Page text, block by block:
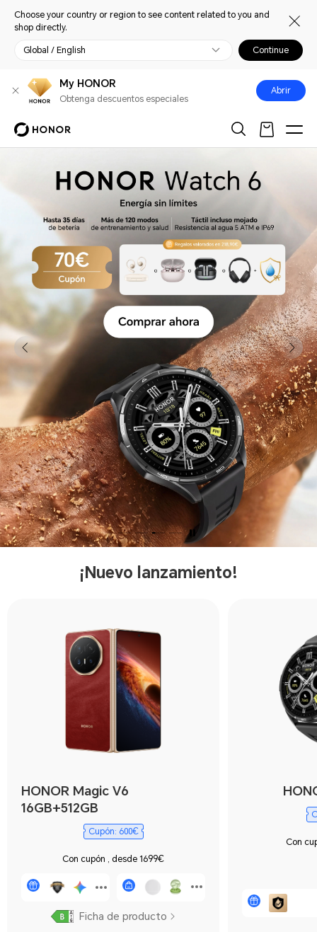
Choose your country or region to see content related to you and
shop directly.
Global / English Continue
My HONOR
Obtenga descuentos especiales
Abrir
¡Nuevo lanzamiento!
HONOR Magic V6
16GB+512GB
Cupón: 600€
Con cupón , desde 1699€
Ficha de producto
Con